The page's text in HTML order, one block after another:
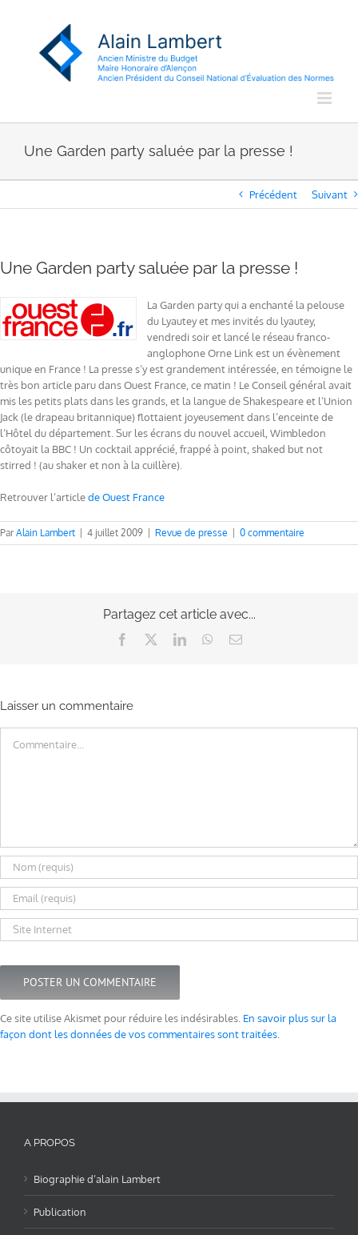
Une Garden party saluée par la presse !
Précédent Suivant
Une Garden party saluée par la presse !
La Garden party qui a enchanté la pelouse
du Lyautey et mes invités du lyautey,
vendredi soir et lancé le réseau franco-
anglophone Orne Link est un évènement
unique en France ! La presse s’y est grandement intéressée, en témoigne le
très bon article paru dans Ouest France, ce matin ! Le Conseil général avait
mis les petits plats dans les grands, et la langue de Shakespeare et l’Union
Jack (le drapeau britannique) flottaient joyeusement dans l’enceinte de
l’Hôtel du département. Sur les écrans du nouvel accueil, Wimbledon
côtoyait la BBC ! Un cocktail apprécié, frappé à point, shaked but not
stirred ! (au shaker et non à la cuillère).
Retrouver l’articlede Ouest France
ParAlain Lambert 4 juillet 2009 Revue de presse 0 commentaire
Partagez cet article avec...
Facebook LinkedInWhatsApp
Email
Laisser un commentaire
Ce site utilise Akismet pour réduire les indésirables. En savoir plus sur la
façon dont les données de vos commentaires sont traitées
A PROPOS
Biographie d’alain Lambert
Publication